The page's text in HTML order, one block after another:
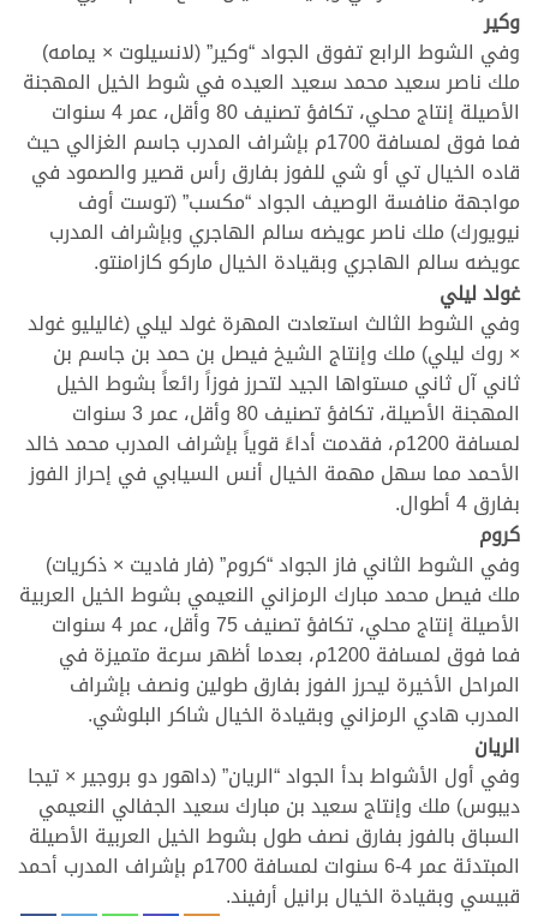
وكير
وفي الشوط الرابع تفوق الجواد “وكير” (لانسيلوت × يمامه)
ملك ناصر سعيد محمد سعيد العيده في شوط الخيل المهجنة
الأصيلة إنتاج محلي، تكافؤ تصنيف 80 وأقل، عمر 4 سنوات
فما فوق لمسافة 1700م بإشراف المدرب جاسم الغزالي حيث
قاده الخيال تي أو شي للفوز بفارق رأس قصير والصمود في
مواجهة منافسة الوصيف الجواد “مكسب” (توست أوف
نيويورك) ملك ناصر عويضه سالم الهاجري وبإشراف المدرب
عويضه سالم الهاجري وبقيادة الخيال ماركو كازامنتو.
غولد ليلي
وفي الشوط الثالث استعادت المهرة غولد ليلي (غاليليو غولد
× روك ليلي) ملك وإنتاج الشيخ فيصل بن حمد بن جاسم بن
ثاني آل ثاني مستواها الجيد لتحرز فوزاً رائعاً بشوط الخيل
المهجنة الأصيلة، تكافؤ تصنيف 80 وأقل، عمر 3 سنوات
لمسافة 1200م، فقدمت أداءً قوياً بإشراف المدرب محمد خالد
الأحمد مما سهل مهمة الخيال أنس السيابي في إحراز الفوز
بفارق 4 أطوال.
كروم
وفي الشوط الثاني فاز الجواد “كروم” (فار فاديت × ذكريات)
ملك فيصل محمد مبارك الرمزاني النعيمي بشوط الخيل العربية
الأصيلة إنتاج محلي، تكافؤ تصنيف 75 وأقل، عمر 4 سنوات
فما فوق لمسافة 1200م، بعدما أظهر سرعة متميزة في
المراحل الأخيرة ليحرز الفوز بفارق طولين ونصف بإشراف
المدرب هادي الرمزاني وبقيادة الخيال شاكر البلوشي.
الريان
وفي أول الأشواط بدأ الجواد “الريان” (داهور دو بروجير × تيجا
ديبوس) ملك وإنتاج سعيد بن مبارك سعيد الجفالي النعيمي
السباق بالفوز بفارق نصف طول بشوط الخيل العربية الأصيلة
المبتدئة عمر 4-6 سنوات لمسافة 1700م بإشراف المدرب أحمد
قبيسي وبقيادة الخيال برانيل أرفيند.